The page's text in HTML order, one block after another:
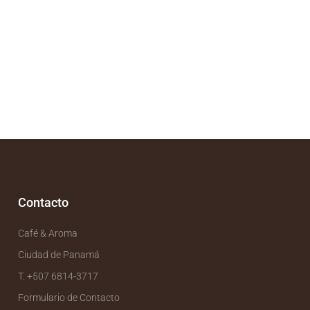
Contacto
Café & Aroma
Ciudad de Panamá
T. +507 6814-3717
Formulario de Contacto